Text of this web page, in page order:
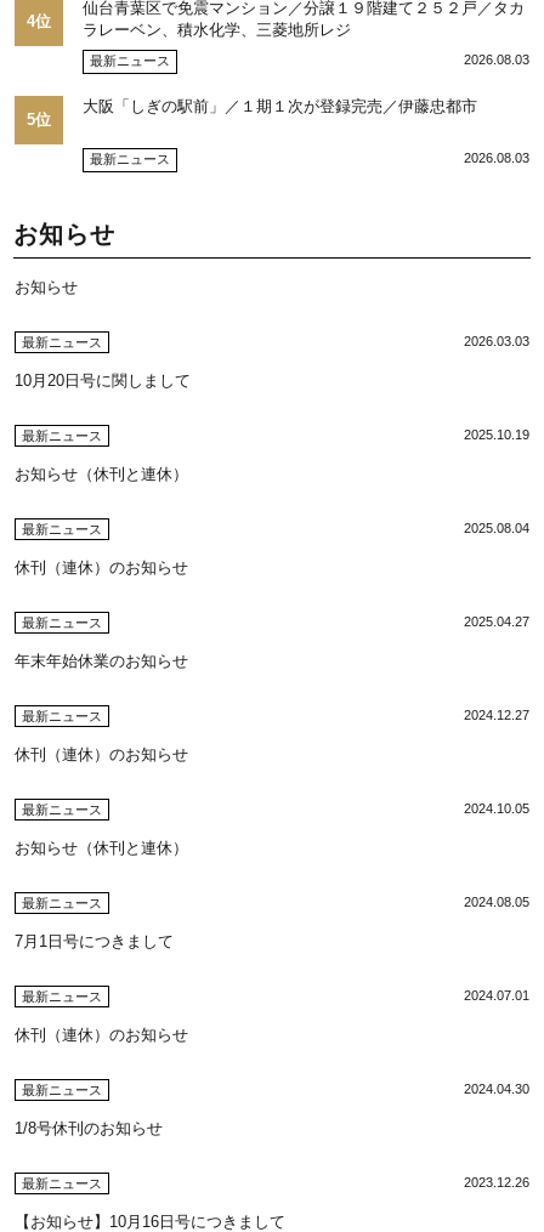
4位
仙台青葉区で免震マンション／分譲１９階建て２５２戸／タカ
ラレーベン、積水化学、三菱地所レジ
最新ニュース 2026.08.03
5位
大阪「しぎの駅前」／１期１次が登録完売／伊藤忠都市
最新ニュース 2026.08.03
お知らせ
お知らせ
最新ニュース 2026.03.03
10月20日号に関しまして
最新ニュース 2025.10.19
お知らせ（休刊と連休）
最新ニュース 2025.08.04
休刊（連休）のお知らせ
最新ニュース 2025.04.27
年末年始休業のお知らせ
最新ニュース 2024.12.27
休刊（連休）のお知らせ
最新ニュース 2024.10.05
お知らせ（休刊と連休）
最新ニュース 2024.08.05
7月1日号につきまして
最新ニュース 2024.07.01
休刊（連休）のお知らせ
最新ニュース 2024.04.30
1/8号休刊のお知らせ
最新ニュース 2023.12.26
【お知らせ】10月16日号につきまして